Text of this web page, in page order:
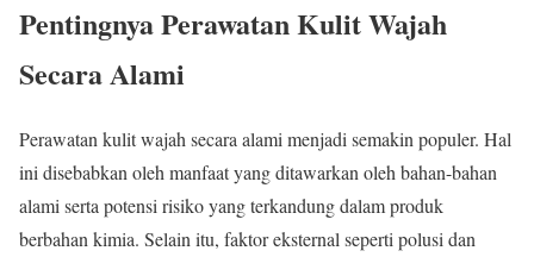
Pentingnya Perawatan Kulit Wajah
Secara Alami
Perawatan kulit wajah secara alami menjadi semakin populer. Hal
ini disebabkan oleh manfaat yang ditawarkan oleh bahan-bahan
alami serta potensi risiko yang terkandung dalam produk
berbahan kimia. Selain itu, faktor eksternal seperti polusi dan